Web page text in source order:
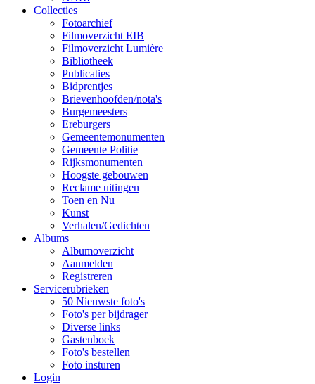
Collecties
Fotoarchief
Filmoverzicht EIB
Filmoverzicht Lumière
Bibliotheek
Publicaties
Bidprentjes
Brievenhoofden/nota's
Burgemeesters
Ereburgers
Gemeentemonumenten
Gemeente Politie
Rijksmonumenten
Hoogste gebouwen
Reclame uitingen
Toen en Nu
Kunst
Verhalen/Gedichten
Albums
Albumoverzicht
Aanmelden
Registreren
Servicerubrieken
50 Nieuwste foto's
Foto's per bijdrager
Diverse links
Gastenboek
Foto's bestellen
Foto insturen
Login